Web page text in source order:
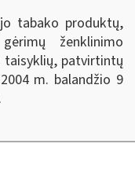
tabako produktų,
ženklinimo
taisyklių, patvirtintų
m. balandžio 9